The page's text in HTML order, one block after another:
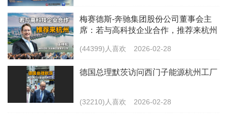
梅赛德斯-奔驰集团股份公司董事会主
席：若与高科技企业合作，推荐来杭州
(44399)人喜欢 2026-02-28
德国总理默茨访问西门子能源杭州工厂
(32210)人喜欢 2026-02-28